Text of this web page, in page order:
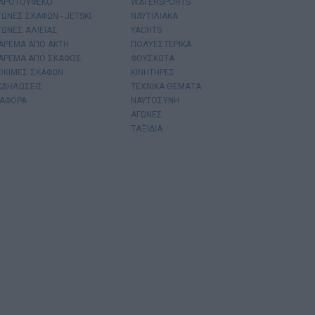
ΣΚΑΦΩΝ - JETSKI
ΑΛΙΕΙΑΣ
ΑΠΟ ΑΚΤΗ
ΑΠΟ ΣΚΑΦΟΣ
ΣΚΑΦΩΝ
WATERSPORTS
ΝΑΥΤΙΛΙΑΚΑ
YACHTS
ΠΟΛΥΕΣΤΕΡΙΚΑ
ΦΟΥΣΚΩΤΑ
ΚΙΝΗΤΗΡΕΣ
ΤΕΧΝΙΚΑ ΘΕΜΑΤΑ
ΝΑΥΤΟΣΥΝΗ
ΑΓΩΝΕΣ
ΤΑΞΙΔΙΑ